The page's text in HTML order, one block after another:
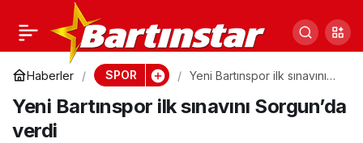
Haberler SPOR
Yeni Bartınspor ilk sınavını
Yeni Bartınspor ilk sınavını Sorgun’da
verdi
Rıza Başkan talip oldu,
Bartınspor yönetimi
bıraktı!
0 Paylaş